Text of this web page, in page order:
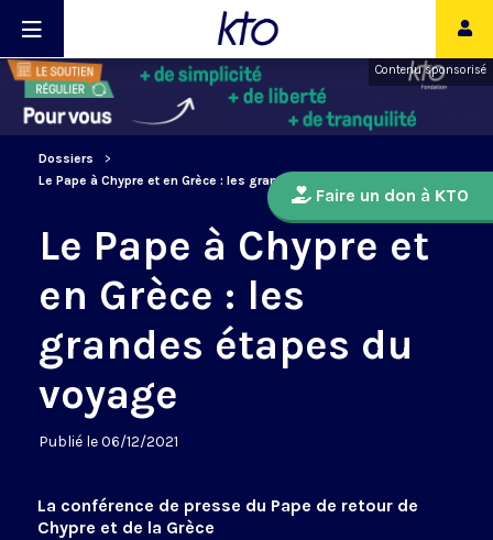
Contenu sponsorisé
Dossiers
Le Pape à Chypre et en Grèce : les grandes étapes du voyage
Faire un don à KTO
Le Pape à Chypre et
en Grèce : les
grandes étapes du
voyage
Publié le 06/12/2021
La conférence de presse du Pape de retour de
Chypre et de la Grèce